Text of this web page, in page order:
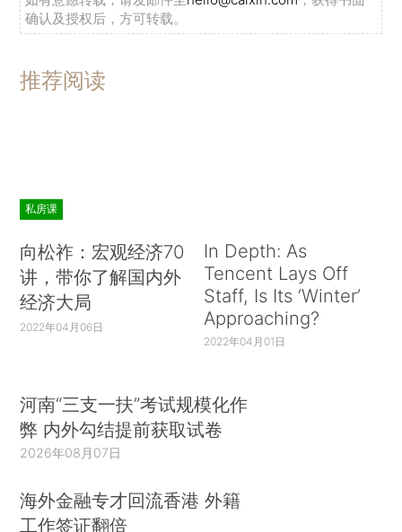
确认及授权后，方可转载。
推荐阅读
私房课
向松祚：宏观经济70
讲，带你了解国内外
经济大局
2022年04月06日
In Depth: As
Tencent Lays Off
Staff, Is Its ‘Winter’
Approaching?
2022年04月01日
河南“三支一扶”考试规模化作
弊 内外勾结提前获取试卷
2026年08月07日
海外金融专才回流香港 外籍
工作签证翻倍